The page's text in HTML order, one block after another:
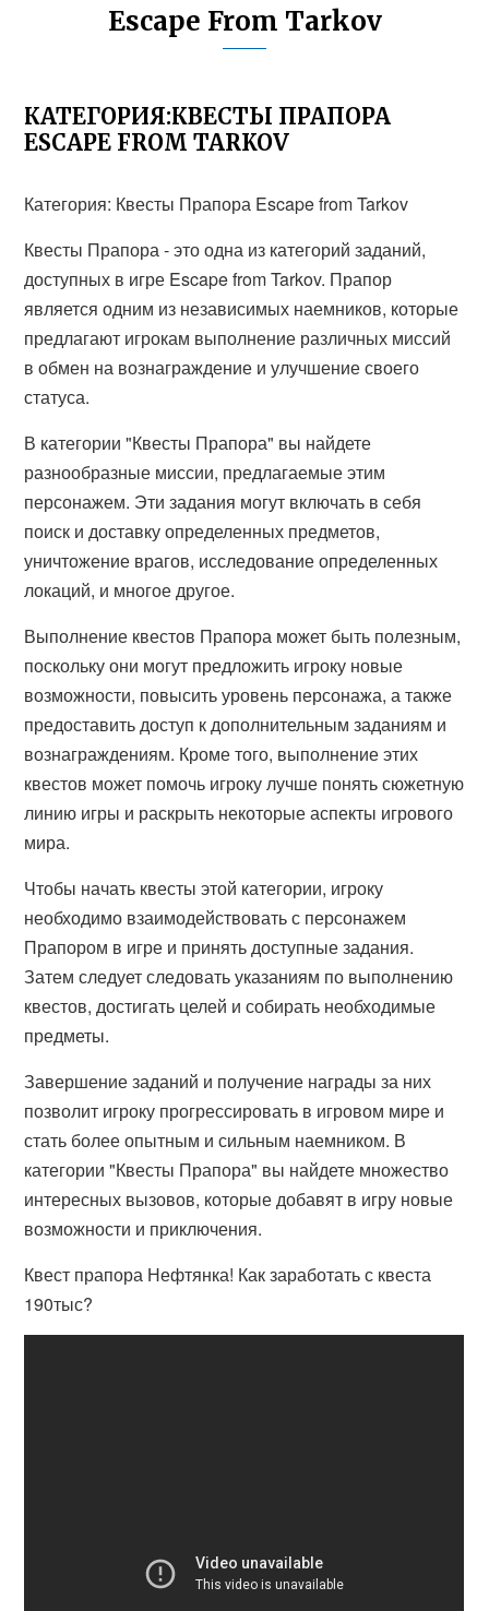
Escape From Tarkov
КАТЕГОРИЯ:КВЕСТЫ ПРАПОРА
ESCAPE FROM TARKOV
Категория: Квесты Прапора Escape from Tarkov
Квесты Прапора - это одна из категорий заданий,
доступных в игре Escape from Tarkov. Прапор
является одним из независимых наемников, которые
предлагают игрокам выполнение различных миссий
в обмен на вознаграждение и улучшение своего
статуса.
В категории "Квесты Прапора" вы найдете
разнообразные миссии, предлагаемые этим
персонажем. Эти задания могут включать в себя
поиск и доставку определенных предметов,
уничтожение врагов, исследование определенных
локаций, и многое другое.
Выполнение квестов Прапора может быть полезным,
поскольку они могут предложить игроку новые
возможности, повысить уровень персонажа, а также
предоставить доступ к дополнительным заданиям и
вознаграждениям. Кроме того, выполнение этих
квестов может помочь игроку лучше понять сюжетную
линию игры и раскрыть некоторые аспекты игрового
мира.
Чтобы начать квесты этой категории, игроку
необходимо взаимодействовать с персонажем
Прапором в игре и принять доступные задания.
Затем следует следовать указаниям по выполнению
квестов, достигать целей и собирать необходимые
предметы.
Завершение заданий и получение награды за них
позволит игроку прогрессировать в игровом мире и
стать более опытным и сильным наемником. В
категории "Квесты Прапора" вы найдете множество
интересных вызовов, которые добавят в игру новые
возможности и приключения.
Квест прапора Нефтянка! Как заработать с квеста
190тыс?